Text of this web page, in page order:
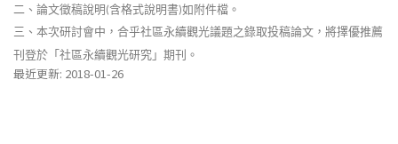
二、論文徵稿說明 (含格式說明書)如附件檔。
三、本次研討會中，合乎社區永續觀光議題之錄取投稿論文，將擇優推薦
刊登於「社區永續觀光研究」期刊。
最近更新: 2018-01-26